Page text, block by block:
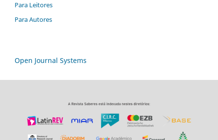
Para Leitores
Para Autores
Open Journal Systems